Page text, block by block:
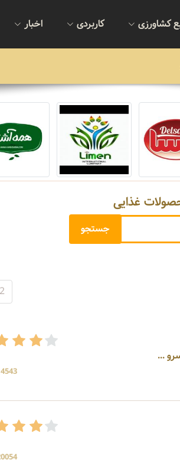
کشاورزی کاربردی اخبار
غذایی
2
...
14543
20054